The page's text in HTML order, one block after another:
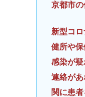
京都市の
新型コ
健所や保
感染が
連絡が
関に患者